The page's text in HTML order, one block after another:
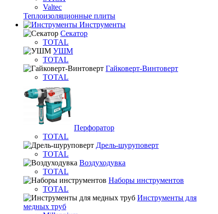
Valtec
Теплоизоляционные плиты
Инструменты
Секатор
TOTAL
УШМ
TOTAL
Гайковерт-Винтоверт
TOTAL
Перфоратор
TOTAL
Дрель-шуруповерт
TOTAL
Воздуходувка
TOTAL
Наборы инструментов
TOTAL
Инструменты для
медных труб